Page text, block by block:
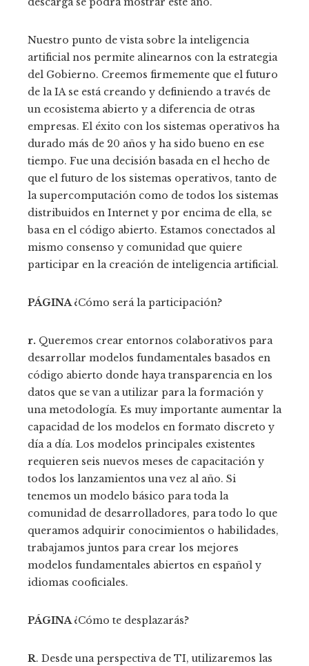
Nuestro punto de vista sobre la inteligencia
artificial nos permite alinearnos con la estrategia
del Gobierno. Creemos firmemente que el futuro
de la IA se está creando y definiendo a través de
un ecosistema abierto y a diferencia de otras
empresas. El éxito con los sistemas operativos ha
durado más de 20 años y ha sido bueno en ese
tiempo. Fue una decisión basada en el hecho de
que el futuro de los sistemas operativos, tanto de
la supercomputación como de todos los sistemas
distribuidos en Internet y por encima de ella, se
basa en el código abierto. Estamos conectados al
mismo consenso y comunidad que quiere
participar en la creación de inteligencia artificial.
PÁGINA¿Cómo será la participación?
r. Queremos crear entornos colaborativos para
desarrollar modelos fundamentales basados ​​en
código abierto donde haya transparencia en los
datos que se van a utilizar para la formación y
una metodología. Es muy importante aumentar la
capacidad de los modelos en formato discreto y
día a día. Los modelos principales existentes
requieren seis nuevos meses de capacitación y
todos los lanzamientos una vez al año. Si
tenemos un modelo básico para toda la
comunidad de desarrolladores, para todo lo que
queramos adquirir conocimientos o habilidades,
trabajamos juntos para crear los mejores
modelos fundamentales abiertos en español y
idiomas cooficiales.
PÁGINA¿Cómo te desplazarás?
R. Desde una perspectiva de TI, utilizaremos las